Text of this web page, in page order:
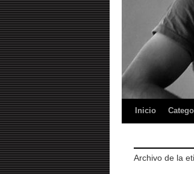
Inicio
Archivo de la